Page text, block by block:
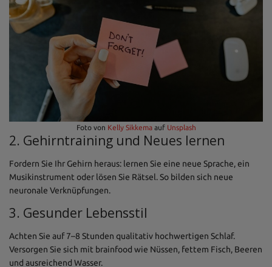
Foto von Kelly SikkemaaufUnsplash
2. Gehirntraining und Neues lernen
Fordern Sie Ihr Gehirn heraus: lernen Sie eine neue Sprache, ein
Musikinstrument oder lösen Sie Rätsel. So bilden sich neue
neuronale Verknüpfungen.
3. Gesunder Lebensstil
Achten Sie auf 7–8 Stunden qualitativ hochwertigen Schlaf.
Versorgen Sie sich mit brainfood wie Nüssen, fettem Fisch, Beeren
und ausreichend Wasser.